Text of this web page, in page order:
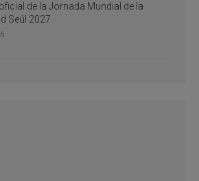
de la Jornada Mundial de la
Seúl 2027